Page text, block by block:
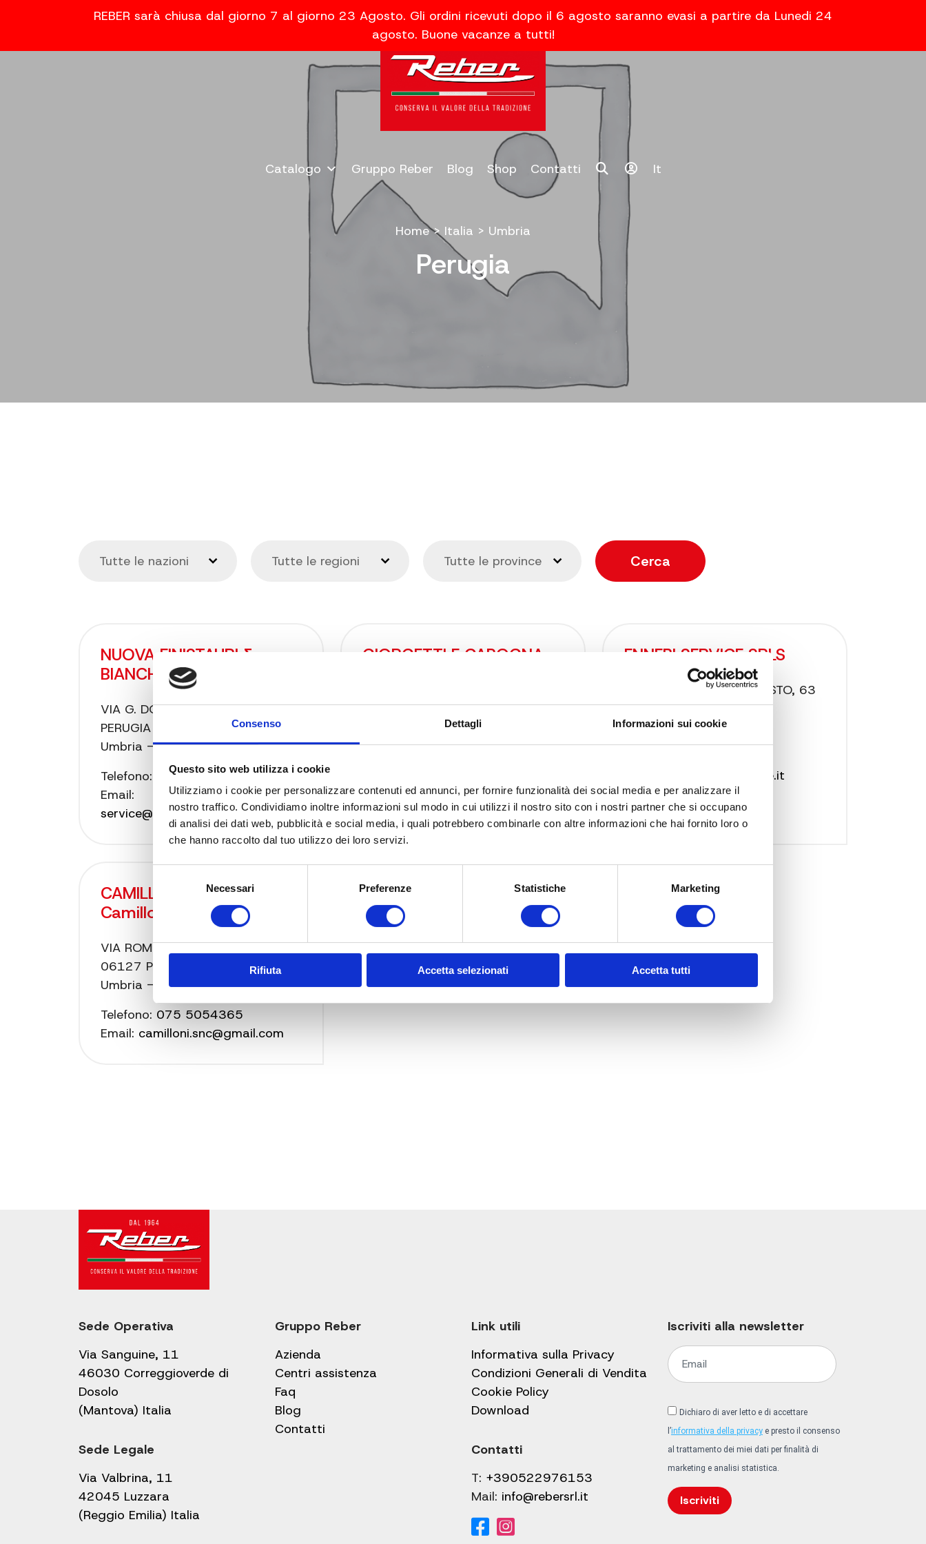
Consenso Dettagli Informazioni sui cookie
Questo sito web utilizza i cookie
Utilizziamo i cookie per personalizzare contenuti ed annunci, per fornire funzionalità dei social media e per analizzare il
nostro traffico. Condividiamo inoltre informazioni sul modo in cui utilizzi il nostro sito con i nostri partner che si occupano
di analisi dei dati web, pubblicità e social media, i quali potrebbero combinarle con altre informazioni che hai fornito loro o
che hanno raccolto dal tuo utilizzo dei loro servizi.
Necessari Preferenze Statistiche Marketing
Rifiuta Accetta selezionati Accetta tutti
REBER sarà chiusa dal giorno 7 al giorno 23 Agosto. Gli ordini ricevuti dopo il 6 agosto saranno evasi a partire da Lunedi 24
agosto. Buone vacanze a tutti!
Catalogo Gruppo Reber Blog Shop Contatti It
Home> Italia > Umbria
Perugia
Cerca
NUOVA FINISTAURI &
BIANCHI snc
VIA G. DOTTORI, 90 - 06132
PERUGIA
Umbria - Italia
Telefono:
075 5287800
Email:
service@finistauriebianchi.191.it
GIORGETTI E CAPOGNA
VIALE FIRENZE, 101 B - 06034
Umbria - Italia
Email:
giorgettiecapogna@virgilio.it
ENNEBI SERVICE SRLS
STRADA LUDOVICO ARIOSTO, 63
- 06063 MAGIONE
Umbria - Italia
info@ennebiservice.it
CAMILLONI SNC di
Camilloni Fabrizio & c.
VIA ROMEO GALLENGA 84 -
06127 PERUGIA
Umbria - Italia
Telefono: 075 5054365
Email: camilloni.snc@gmail.com
Sede Operativa
Via Sanguine, 11
46030 Correggioverde di
Dosolo
(Mantova) Italia
Sede Legale
Via Valbrina, 11
42045 Luzzara
(Reggio Emilia) Italia
Gruppo Reber
Azienda
Centri assistenza
Faq
Blog
Contatti
Link utili
Informativa sulla Privacy
Condizioni Generali di Vendita
Cookie Policy
Download
Contatti
T: +390522976153
Mail: info@rebersrl.it
Iscriviti alla newsletter
Dichiaro di aver letto e di accettare
l’informativa della privacy e presto il consenso
al trattamento dei miei dati per finalità di
marketing e analisi statistica.
Iscriviti